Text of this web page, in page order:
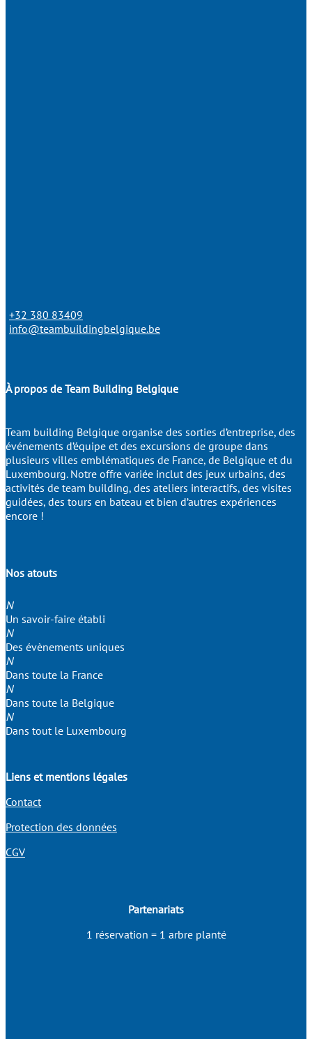
+32 380 83409
info@teambuildingbelgique.be
À propos de Team Building Belgique
Team building Belgique organise des sorties d’entreprise, des
événements d’équipe et des excursions de groupe dans
plusieurs villes emblématiques de France, de Belgique et du
Luxembourg. Notre offre variée inclut des jeux urbains, des
activités de team building, des ateliers interactifs, des visites
guidées, des tours en bateau et bien d’autres expériences
encore !
Nos atouts
N
Un savoir-faire établi
N
Des évènements uniques
N
Dans toute la France
N
Dans toute la Belgique
N
Dans tout le Luxembourg
Liens et mentions légales
Contact
Protection des données
CGV
Partenariats
1 réservation = 1 arbre planté